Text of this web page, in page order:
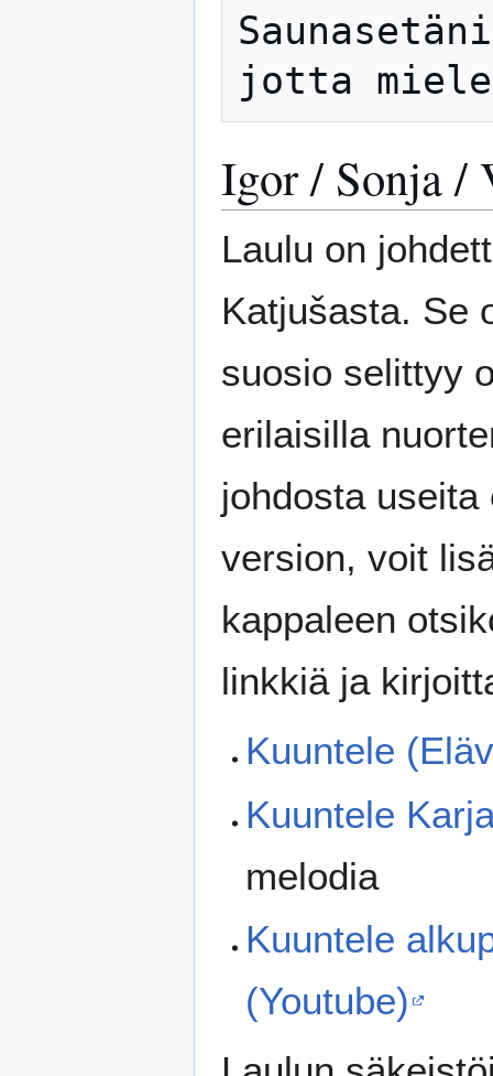
Igor / Sonja /
Laulu on
Katjušasta. Se
suosio selittyy
erilaisilla
johdosta
version, voit
kappaleen
linkkiä ja
Kuuntele
Kuuntele
melodia
Kuuntele
(Youtube)